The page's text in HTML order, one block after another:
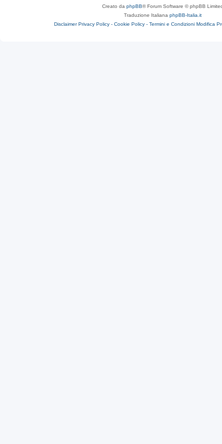
Creato da phpBB® Forum Software © phpBB
Traduzione Italiana phpBB-Italia.it
Disclaimer Privacy Policy - Cookie Policy - Termini e Condizioni Modifica